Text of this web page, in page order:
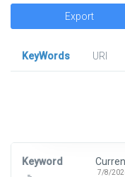
Export
KeyWords
URl
Keyword
7/8/